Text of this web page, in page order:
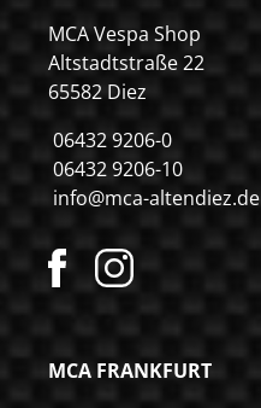
MCA Vespa Shop
Altstadtstraße 22
65582 Diez
06432 9206-0
06432 9206-10
info@mca-altendiez.de
MCA FRANKFURT